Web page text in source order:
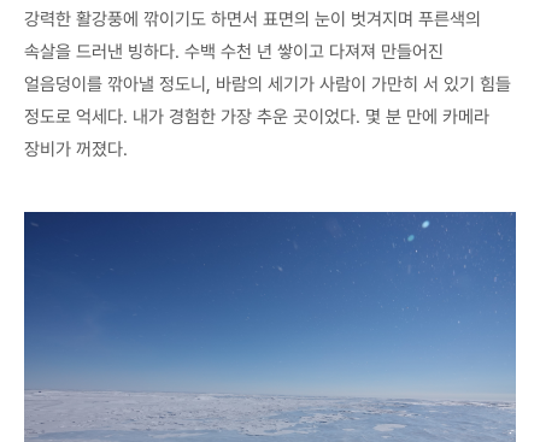
강력한 활강풍에 깎이기도 하면서 표면의 눈이 벗겨지며 푸른색의
속살을 드러낸 빙하다. 수백 수천 년 쌓이고 다져져 만들어진
얼음덩이를 깎아낼 정도니, 바람의 세기가 사람이 가만히 서 있기 힘들
정도로 억세다. 내가 경험한 가장 추운 곳이었다. 몇 분 만에 카메라
장비가 꺼졌다.